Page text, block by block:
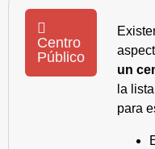
Centro
Público
un
la
para